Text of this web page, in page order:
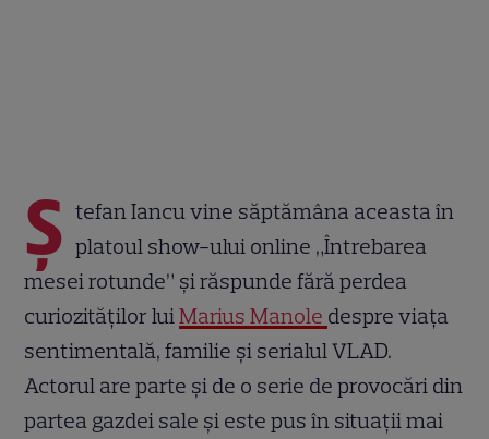
Ș tefan Iancu vine săptămâna aceasta în
platoul show-ului online „Întrebarea
mesei rotunde” și răspunde fără perdea
curiozităților luiMarius Manole despre viața
sentimentală, familie și serialul VLAD.
Actorul are parte și de o serie de provocări din
partea gazdei sale și este pus în situații mai